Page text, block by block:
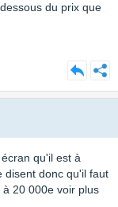
du prix que
qu'il est à
disent donc qu'il faut
20 000e voir plus